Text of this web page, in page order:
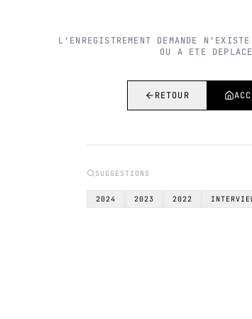
L'ENREGISTREMENT DEMANDE
OU A ETE
RETOUR
SUGGESTIONS
2024 2023 2022